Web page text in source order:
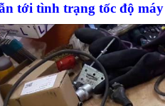
tới tình trạng tốc độ